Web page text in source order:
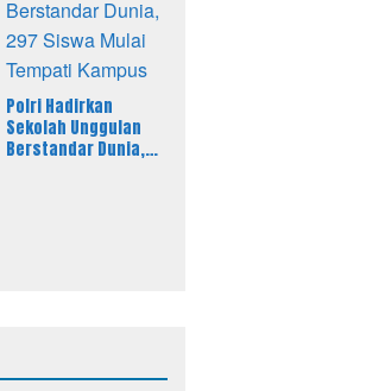
Polri Hadirkan
Sekolah Unggulan
Berstandar Dunia,